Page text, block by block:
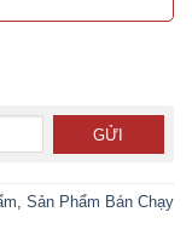
180ml số lượng
Sản Phẩm Bán Chạy